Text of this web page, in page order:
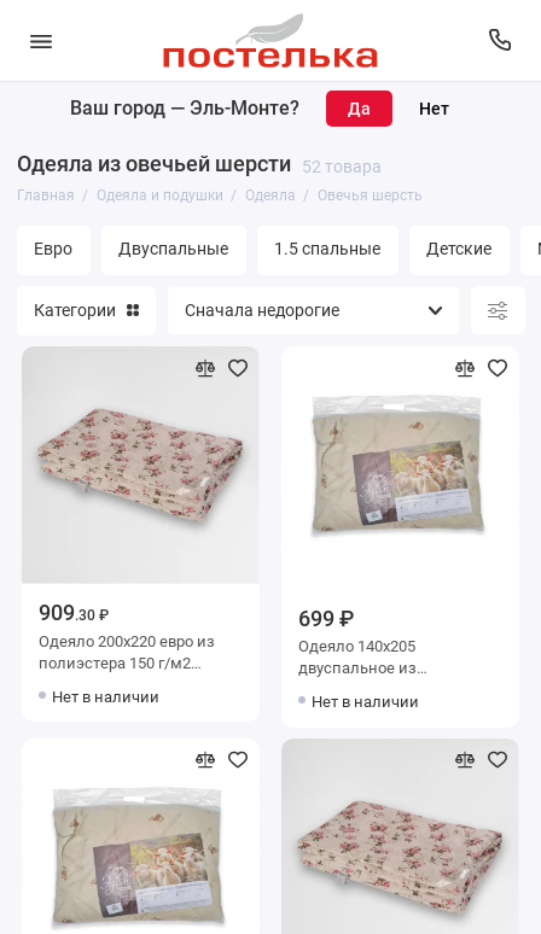
Ваш город — Эль-Монте?
Одеяла из овечьей шерсти 52 товара
Главная Одеяла и подушки Одеяла Овечья шерсть
Евро Двуспальные 1.5 спальные Детские
Подушки
Наматрасники
Категории
909.30 ₽
Одеяло 200х220 евро из
полиэстера 150 г/м2
текстиля
Нет в наличии
699 ₽
Одеяло 140х205
двуспальное из
шерсть овечья ЭДОМ
Нет в наличии